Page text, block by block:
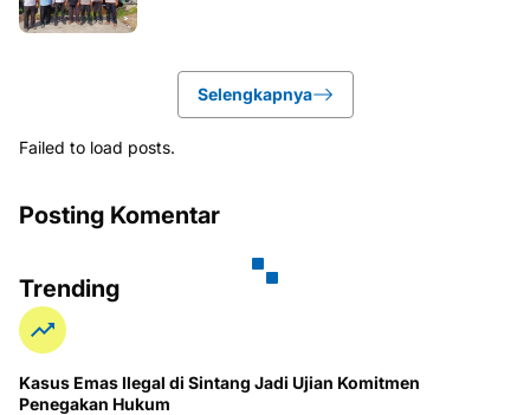
Selengkapnya
Failed to load posts.
Posting Komentar
Trending
Kasus Emas Ilegal di Sintang Jadi Ujian Komitmen
Penegakan Hukum